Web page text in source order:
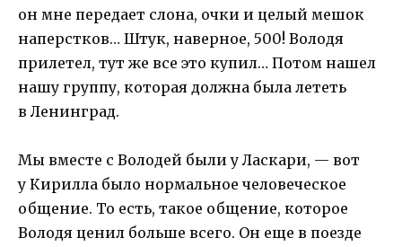
он мне передает слона, очки и целый мешок
наперстков… Штук, наверное, 500! Володя
прилетел, тут же все это купил… Потом нашел
нашу группу, которая должна была лететь
в Ленинград.
Мы вместе с Володей были у Ласкари, — вот
у Кирилла было нормальное человеческое
общение. То есть, такое общение, которое
Володя ценил больше всего. Он еще в поезде